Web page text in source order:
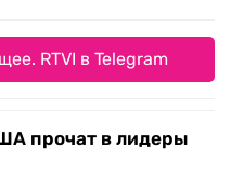
RTVI в Telegram
прочат в лидеры